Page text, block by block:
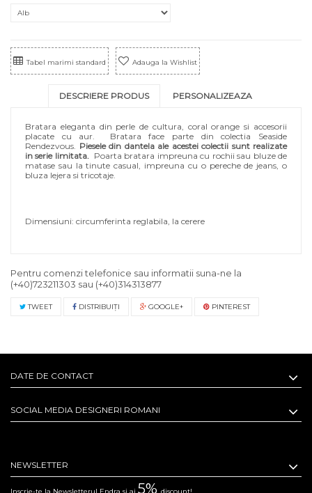
Tabel marimi standard Adauga la Wishlist
DESCRIERE PRODUS PERSONALIZEAZA
Bratara eleganta din perle de cultura, coral orange si accesorii
placate cu aur. Bratara face parte din colectia Seaside
Rendezvous. Piesele din dantela ale acestei colectii sunt realizate
in serie limitata. Poarta bratara impreuna cu rochii sau bluze de
matase sau la tinute casual, impreuna cu o pereche de jeans, o
bluza lejera si tricotaje.
Dimensiuni: circumferinta reglabila, la cerere
Pentru comenzi telefonice sau informatii suna-ne la
(+40)723211303 sau (+40)314313877
TWEET DISTRIBUIŢI GOOGLE+ PINTEREST
DATE DE CONTACT
SOCIAL MEDIA DESIGNERI ROMANI
NEWSLETTER
5%